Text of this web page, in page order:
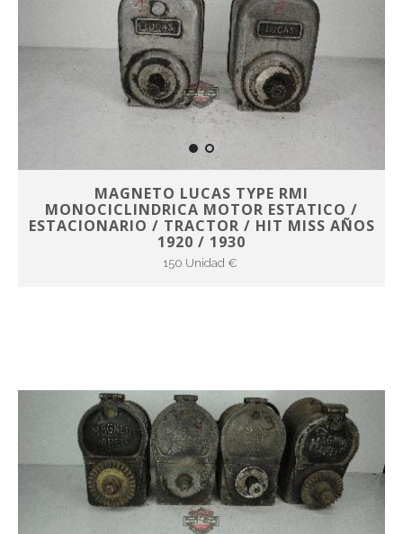
MAGNETO LUCAS TYPE RMI
MONOCICLINDRICA MOTOR ESTATICO /
ESTACIONARIO / TRACTOR / HIT MISS AÑOS
1920 / 1930
150 Unidad €